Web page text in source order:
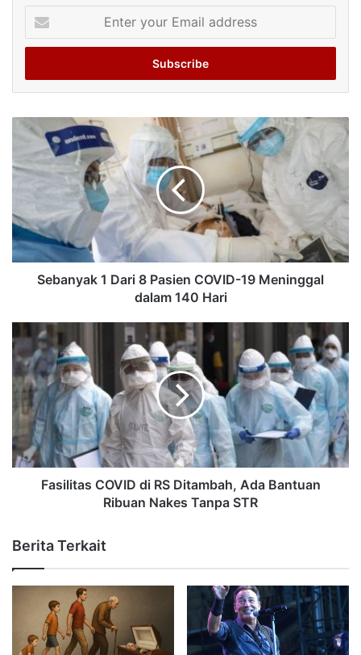
your
Email
Sebanyak 1 Dari 8 Pasien COVID-19 Meninggal
dalam 140 Hari
Fasilitas COVID di RS Ditambah, Ada Bantuan
Ribuan Nakes Tanpa STR
Berita Terkait